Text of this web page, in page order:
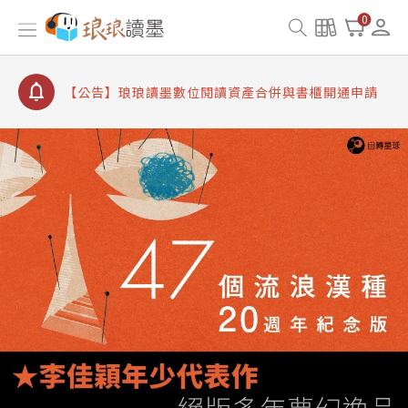
0
【公告】8/10、8/13 行動網路降速演練提醒
【公告】琅琅讀墨數位閱讀資產合併與書櫃開通申請
【公告】琅琅讀墨書櫃開通常見問題
請圖文教學
【公告】琅琅書店服務升級重要說明及資產合併結果
查詢
【公告】8/10、8/13 行動網路降速演練提醒